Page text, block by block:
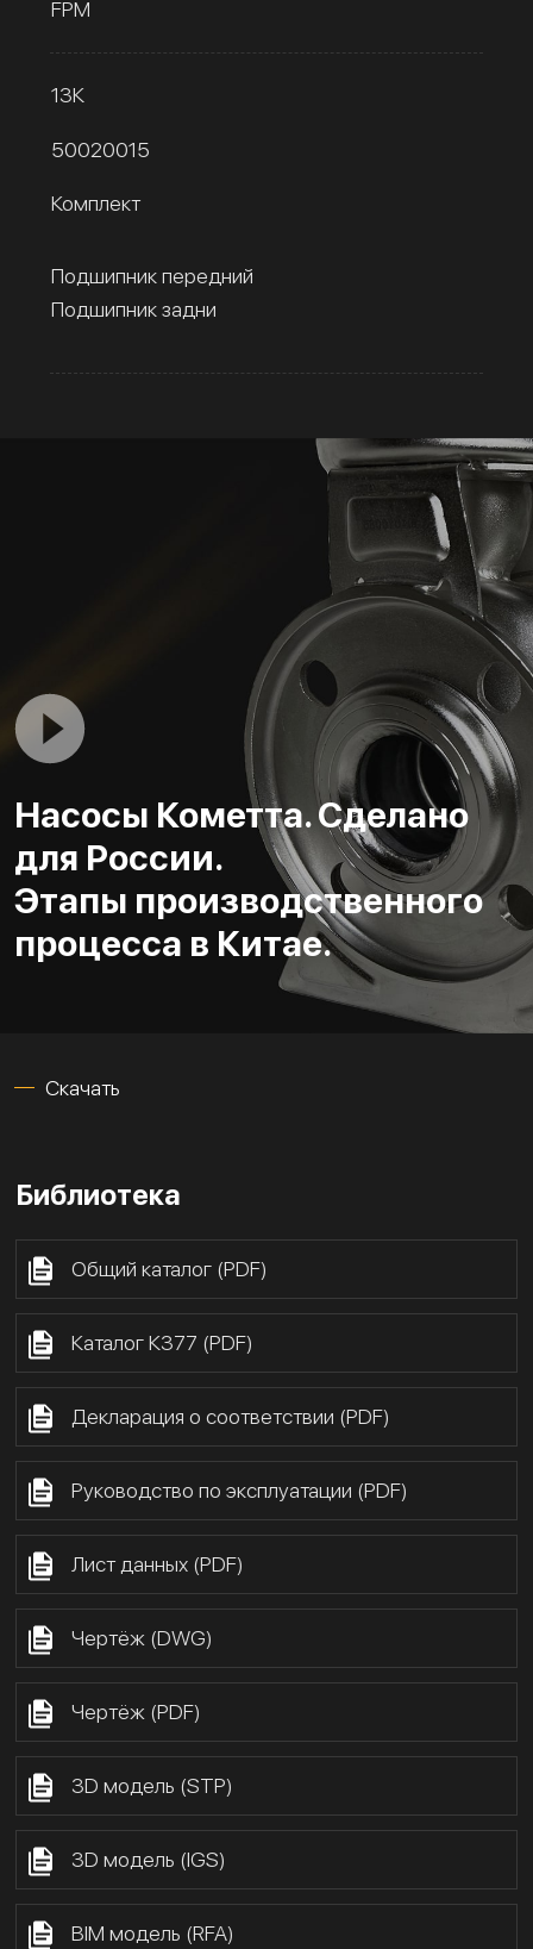
FPM
13К
50020015
Комплект
Подшипник передний
Подшипник задни
Насосы Кометта. Сделано
для России.
Этапы производственного
процесса в Китае.
Скачать
Библиотека
Общий каталог (PDF)
Каталог К377 (PDF)
Декларация о соответствии (PDF)
Руководство по эксплуатации (PDF)
Лист данных (PDF)
Чертёж (DWG)
Чертёж (PDF)
3D модель (STP)
3D модель (IGS)
BIM модель (RFA)